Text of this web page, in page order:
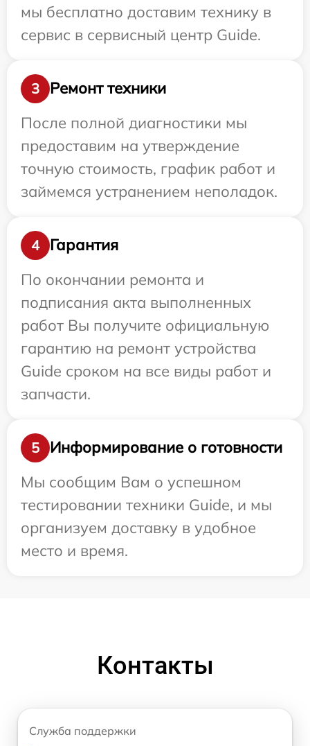
мы бесплатно доставим технику в
сервис в сервисный центр Guide.
3
Ремонт техники
После полной диагностики мы
предоставим на утверждение
точную стоимость, график работ и
займемся устранением неполадок.
4
Гарантия
По окончании ремонта и
подписания акта выполненных
работ Вы получите официальную
гарантию на ремонт устройства
Guide сроком на все виды работ и
запчасти.
5
Информирование о готовности
Мы сообщим Вам о успешном
тестировании техники Guide, и мы
организуем доставку в удобное
место и время.
Контакты
Служба поддержки